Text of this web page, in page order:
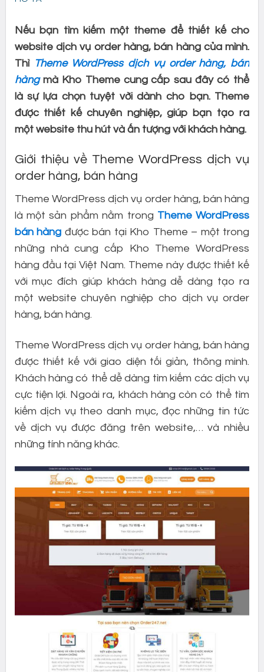
Nếu bạn tìm kiếm một theme để thiết kế cho
website dịch vụ order hàng, bán hàng của mình.
Thì Theme WordPress dịch vụ order hàng, bán
hàngmà Kho Theme cung cấp sau đây có thể
là sự lựa chọn tuyệt vời dành cho bạn. Theme
được thiết kế chuyên nghiệp, giúp bạn tạo ra
một website thu hút và ấn tượng với khách hàng.
Giới thiệu về Theme WordPress dịch vụ
order hàng, bán hàng
Theme WordPress dịch vụ order hàng, bán hàng
là một sản phẩm nằm trong Theme WordPress
bán hàng được bán tại Kho Theme – một trong
những nhà cung cấp Kho Theme WordPress
hàng đầu tại Việt Nam. Theme này được thiết kế
với mục đích giúp khách hàng dễ dàng tạo ra
một website chuyên nghiệp cho dịch vụ order
hàng, bán hàng.
Theme WordPress dịch vụ order hàng, bán hàng
được thiết kế với giao diện tối giản, thông minh.
Khách hàng có thể dễ dàng tìm kiếm các dịch vụ
cực tiện lợi. Ngoài ra, khách hàng còn có thể tìm
kiếm dịch vụ theo danh mục, đọc những tin tức
về dịch vụ được đăng trên website,… và nhiều
những tính năng khác.